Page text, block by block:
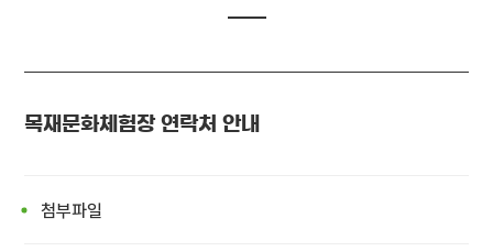
목재문화체험장 연락처 안내
첨부파일